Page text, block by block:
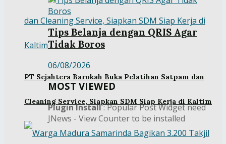
PT Sejahtera Barokah Buka Pelatihan Satpam dan
Cleaning Service, Siapkan SDM Siap Kerja di Kaltim
Tips Belanja dengan QRIS Agar
Tidak Boros
06/08/2026
MOST VIEWED
Plugin Install: Popular Post Widget need
JNews - View Counter to be installed